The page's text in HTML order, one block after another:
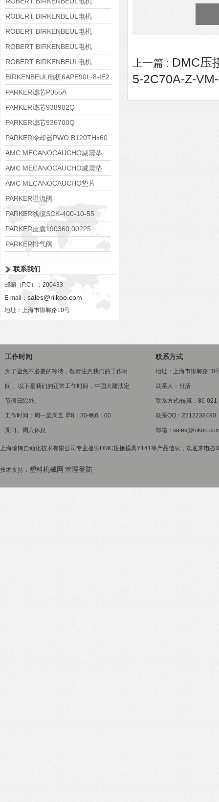
8APE160L-4-IE3
ROBERT BIRKENBEUL电机
8APE112M-6K-IE3
ROBERT BIRKENBEUL电机
8APE100L-2 IE3
ROBERT BIRKENBEUL电机
8APE90S-4 IE3
ROBERT BIRKENBEUL电机
8APE80M-2K-IE3
BIRKENBEUL电机6APE90L-8-IE2
PARKER滤芯P055A
PARKER滤芯938902Q
PARKER滤芯936700Q
PARKER冷却器PWO B120THx60
AMC MECANOCAUCHO减震垫
138552
AMC MECANOCAUCHO减震垫
138551
AMC MECANOCAUCHO垫片
608074
PARKER溢流阀
RE06M35W2N1KWXG087
PARKER线缆SCK-400-10-55
PARKER皮囊190360 00225
PARKER排气阀
联系我们
邮编（P.C）：200433
E-mail： sales@riikoo.com
地址：上海市邯郸路10号
上一篇 : DMC压
5-2C70A-Z-
工作时间
为了避免不必要的等待，敬请注意我们的工作时
间 。以下是我们的正常工作时间，中国大陆法定
节假日除外。
工作时间：周一至周五 早8：30-晚6：00
周日、周六休息
联系方式
地址：上海市邯郸路10
联系人：付清
联系方式/传真：86-
联系QQ：2312238490
邮箱：
上海瑞阔自动化技术有限公司专业提供DMC压接模具Y141等产品信息，欢迎来电咨
技术支持： 塑料机械网 管理登陆